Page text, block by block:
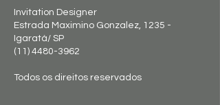
Invitation Designer
Estrada Maximino Gonzalez, 1235 -
Igaratá/ SP
(11) 4480-3962
Todos os direitos reservados